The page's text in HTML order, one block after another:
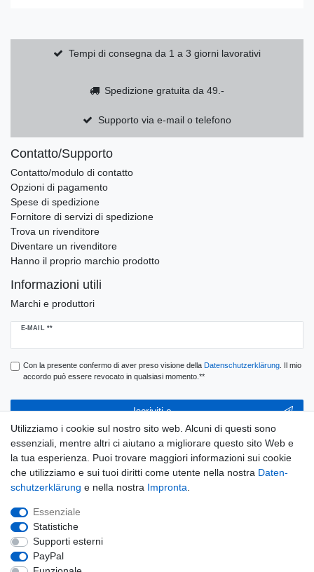
Tempi di consegna da 1 a 3 giorni lavorativi
Spedizione gratuita da 49.-
Supporto via e-mail o telefono
Contatto/Supporto
Contatto/modulo di contatto
Opzioni di pagamento
Spese di spedizione
Fornitore di servizi di spedizione
Trova un rivenditore
Diventare un rivenditore
Hanno il proprio marchio prodotto
Informazioni utili
Marchi e produttori
E-MAIL **
Ceres::Template.newsletterHoneypotLabel
Con la presente confermo di aver preso visione della Daten­schutz­erklärung. Il mio
accordo può essere revocato in qualsiasi momento.**
Iscriviti a
** Questo è un campo obbligatorio.
Widerrufs­recht
Utilizziamo i cookie sul nostro sito web. Alcuni di questi sono
essenziali, mentre altri ci aiutano a migliorare questo sito Web e
la tua esperienza. Puoi trovare maggiori informazioni sui cookie
che utilizziamo e sui tuoi diritti come utente nella nostra Daten­
schutz­erklärung e nella nostra Impronta
Essenziale
Statistiche
Supporti esterni
PayPal